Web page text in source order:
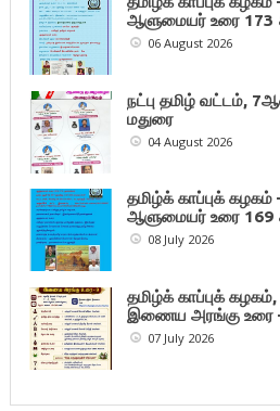
ஆளுமையர் உரை 173
06 August 2026
நட்பு தமிழ் வட்டம்,
மதுரை
04 August 2026
தமிழ்க் காப்புக்
ஆளுமையர் உரை 169
08 July 2026
தமிழ்க் காப்புக் கழகம்,
இணைய அரங்கு உரை
07 July 2026